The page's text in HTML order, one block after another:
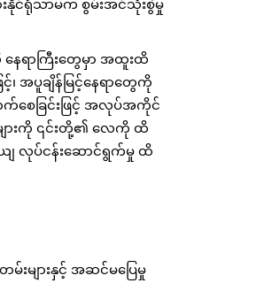
နိုင်ရုံသာမက စွမ်းအင်သုံးစွဲမှု
နေရာကြီးတွေမှာ အထူးထိ
၊ အပူချိန်မြင့်နေရာတွေကို
စေခြင်းဖြင့် အလုပ်အကိုင်
ျားကို ၎င်းတို့၏ လေကို ထိ
ျ လုပ်ငန်းဆောင်ရွက်မှု ထိ
းများနှင့် အဆင်မပြေမှု